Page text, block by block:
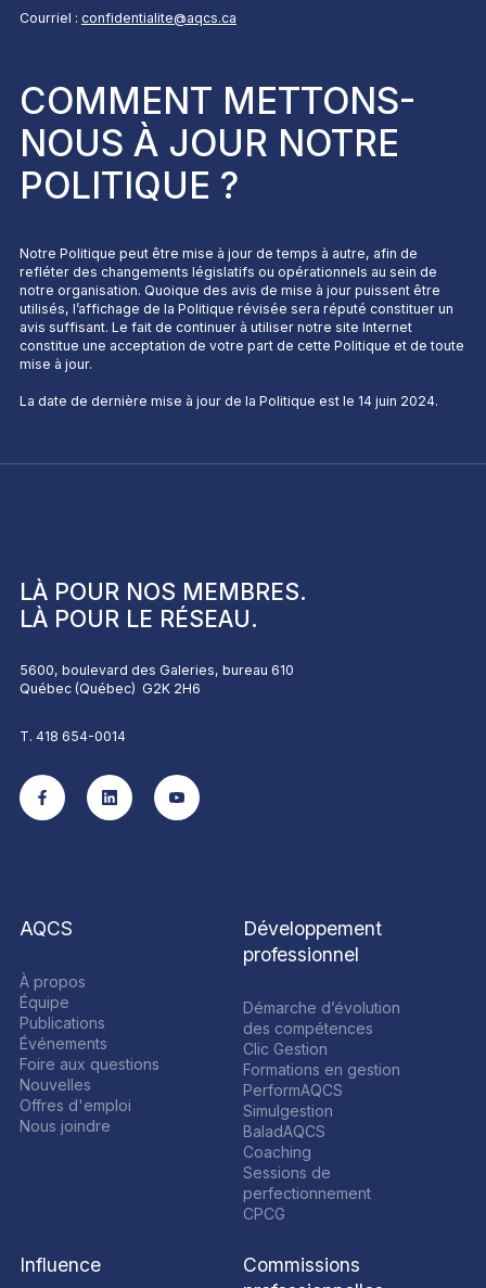
Courriel : confidentialite@aqcs.ca
COMMENT METTONS-
NOUS À JOUR NOTRE
POLITIQUE ?
Notre Politique peut être mise à jour de temps à autre, afin de
refléter des changements législatifs ou opérationnels au sein de
notre organisation. Quoique des avis de mise à jour puissent être
utilisés, l’affichage de la Politique révisée sera réputé constituer un
avis suffisant. Le fait de continuer à utiliser notre site Internet
constitue une acceptation de votre part de cette Politique et de toute
mise à jour.
La date de dernière mise à jour de la Politique est le 14 juin 2024.
LÀ POUR NOS MEMBRES.
LÀ POUR LE RÉSEAU.
5600, boulevard des Galeries, bureau 610
Québec (Québec) G2K 2H6
T. 418 654-0014
AQCS
À propos
Équipe
Publications
Événements
Foire aux questions
Nouvelles
Offres d'emploi
Nous joindre
Développement
professionnel
Démarche d’évolution
des compétences
Clic Gestion
Formations en gestion
PerformAQCS
Simulgestion
BaladAQCS
Coaching
Sessions de
perfectionnement
CPCG
Influence
Commissions